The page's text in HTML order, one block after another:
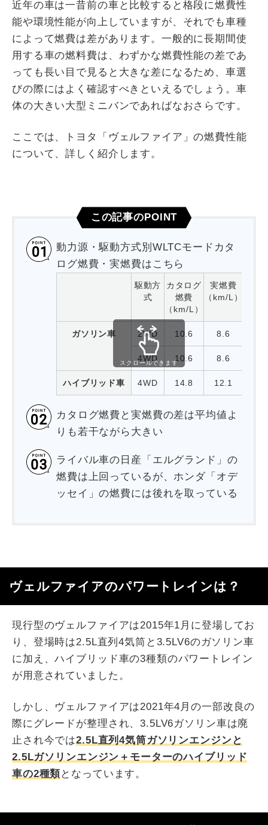
近年の車は一昔前の車と比較すると格段に燃費性
能や環境性能が向上していますが、それでも車種
によって燃費は差があります。一般的に長期間使
用する車の燃料費は、わずかな燃費性能の差であ
っても長い目で見ると大きな差になるため、車選
びの際にはよく確認すべきといえるでしょう。車
体の大きい大型ミニバンであればなおさらです。
ここでは、トヨタ「ヴェルファイア」の燃費性能
について、詳しく紹介します。
この記事のPOINT
動力源・駆動方式別WLTCモードカタ
ログ燃費・実燃費はこちら
駆動方
式
カタログ
燃費
（km/L）
実燃費
（km/L）
ガソリン車 2WD 10.6 8.6
4WD 10.6 8.6
ハイブリッド車 4WD 14.8 12.1
スクロールできます
カタログ燃費と実燃費の差は平均値よ
りも若干ながら大きい
ライバル車の日産「エルグランド」の
燃費は上回っているが、ホンダ「オデ
ッセイ」の燃費には後れを取っている
ヴェルファイアのパワートレインは？
現行型のヴェルファイアは2015年1月に登場してお
り、登場時は2.5L直列4気筒と3.5LV6のガソリン車
に加え、ハイブリッド車の3種類のパワートレイン
が用意されていました。
しかし、ヴェルファイアは2021年4月の一部改良の
際にグレードが整理され、3.5LV6ガソリン車は廃
止され今では2.5L直列4気筒ガソリンエンジンと
2.5Lガソリンエンジン＋モーターのハイブリッド
車の2種類 となっています。